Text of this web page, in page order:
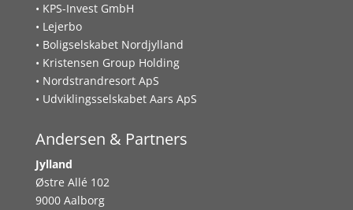
• KPS-Invest GmbH
• Lejerbo
• Boligselskabet Nordjylland
• Kristensen Group Holding
• Nordstrandresort ApS
• Udviklingsselskabet Aars ApS
Andersen & Partners
Jylland
Østre Allé 102
9000 Aalborg